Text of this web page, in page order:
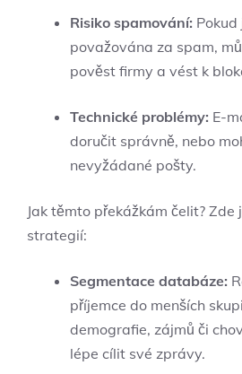
Risiko spamování:
považována za spam,
pověst firmy a vést k
Technické problémy: E-
doručit správně, nebo
nevyžádané pošty.
Jak těmto překážkám čelit?
strategií:
Segmentace databáze:
příjemce do menších
demografie, zájmů či
lépe cílit své zprávy.